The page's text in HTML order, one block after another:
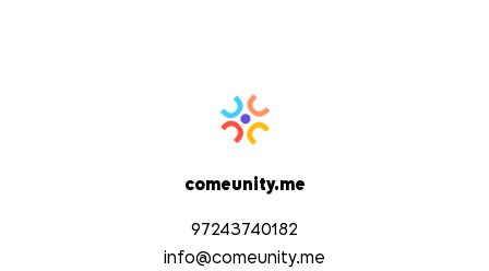
comeunity.me
97243740182
info@comeunity.me​